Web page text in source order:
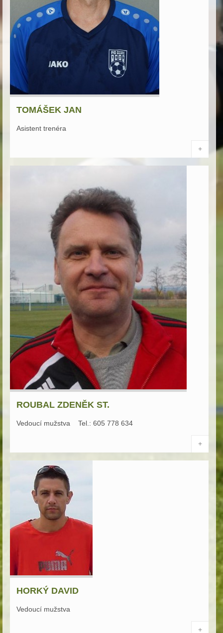
TOMÁŠEK JAN
Asistent trenéra
+
ROUBAL ZDENĚK ST.
Vedoucí mužstva Tel.: 605 778 634
+
HORKÝ DAVID
Vedoucí mužstva
+